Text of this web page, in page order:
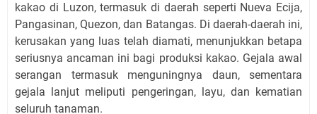
kakao di Luzon, termasuk di daerah seperti Nueva Ecija,
Pangasinan, Quezon, dan Batangas. Di daerah-daerah ini,
kerusakan yang luas telah diamati, menunjukkan betapa
seriusnya ancaman ini bagi produksi kakao. Gejala awal
serangan termasuk menguningnya daun, sementara
gejala lanjut meliputi pengeringan, layu, dan kematian
seluruh tanaman.